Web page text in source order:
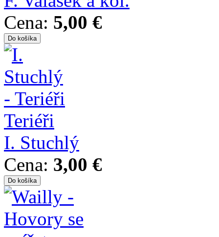
Cena: 5,00 €
Teriéři
I. Stuchlý
Cena: 3,00 €